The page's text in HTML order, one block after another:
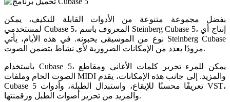
بفضل مجموعة متنوعة من الأدوات القابلة للتكيف، يمكن
لمستخدمي Cubase 5، المعروف باسم Steinberg Cubase 5، إنتاج أي
نوع من الموسيقى يحبونه. في هذه الأيام، يأتي Steinberg Cubase
مزودًا بعدد من الإمكانات الضرورية لأي نشاط يتضمن الصوت.
باستخدام Cubase 5، يمكن للمرء تحرير كلمات الأغاني ومقاطع
الصوت الخام وملفات MIDI والمزيد. إلى جانب هذه الإمكانات، يقدم
Cubase 5 تعريفًا محسنًا للإيقاع، واستبدال الطبلة، وأدوات VST،
والمزيد من تحرير أصوات الطبل ورقمنتها.